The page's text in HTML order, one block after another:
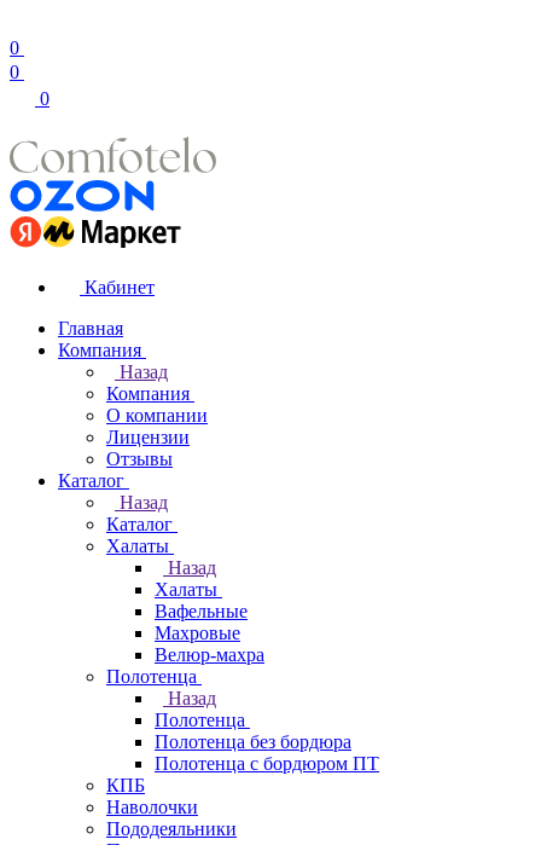
0
0
0
Кабинет
Главная
Компания
Назад
Компания
О компании
Лицензии
Отзывы
Каталог
Назад
Каталог
Халаты
Назад
Халаты
Вафельные
Махровые
Велюр-махра
Полотенца
Назад
Полотенца
Полотенца без бордюра
Полотенца с бордюром ПТ
КПБ
Наволочки
Пододеяльники